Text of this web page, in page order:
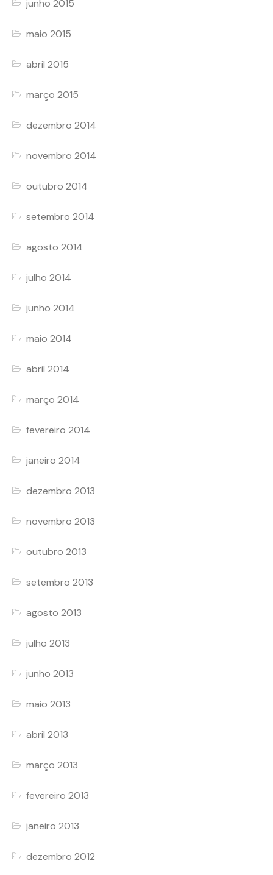
junho 2015
maio 2015
abril 2015
março 2015
dezembro 2014
novembro 2014
outubro 2014
setembro 2014
agosto 2014
julho 2014
junho 2014
maio 2014
abril 2014
março 2014
fevereiro 2014
janeiro 2014
dezembro 2013
novembro 2013
outubro 2013
setembro 2013
agosto 2013
julho 2013
junho 2013
maio 2013
abril 2013
março 2013
fevereiro 2013
janeiro 2013
dezembro 2012